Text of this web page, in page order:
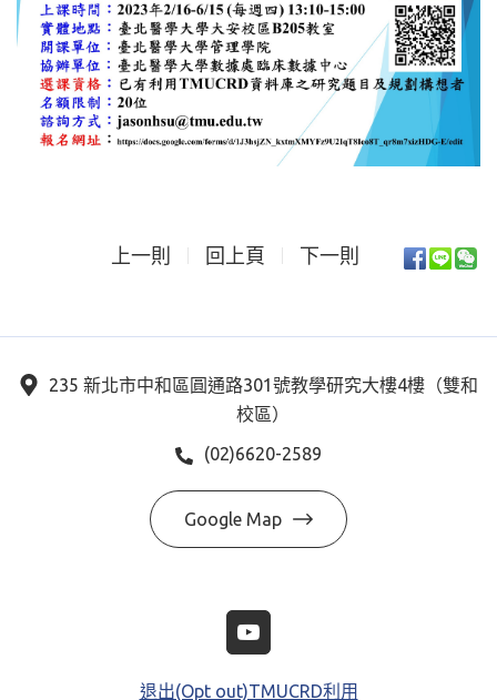
上一則 回上頁 下一則
235 新北市中和區圓通路301號教學研究大樓4樓（雙和
校區）
(02)6620-2589
Google Map
退出(Opt out)TMUCRD利用